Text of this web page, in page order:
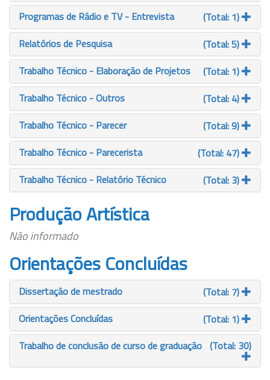
Programas de Rádio e TV - Entrevista
(Total: 1)
Relatórios de Pesquisa
(Total: 5)
Trabalho Técnico - Elaboração de Projetos
(Total: 1)
Trabalho Técnico - Outros
(Total: 4)
Trabalho Técnico - Parecer
(Total: 9)
Trabalho Técnico - Parecerista
(Total: 47)
Trabalho Técnico - Relatório Técnico
(Total: 3)
Produção Artística
Não informado
Orientações Concluídas
Dissertação de mestrado
(Total: 7)
Orientações Concluídas
(Total: 1)
Trabalho de conclusão de curso de graduação (Total: 30)